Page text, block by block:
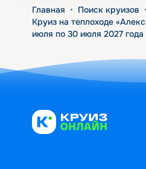
Главная • Поиск круизов •
Круиз на теплоходе
июля по 30 июля 2027 года